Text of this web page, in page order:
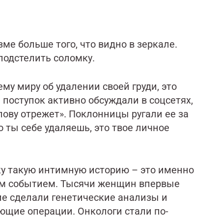
больше того, что видно в зеркале.
соломку.
миру об удалении своей груди, это
активно обсуждали в соцсетях,
отрежет». Поклонницы ругали ее за
себе удаляешь, это твое личное
такую интимную историю – это именно
событием. Тысячи женщин впервые
сделали генетические анализы и
операции. Онкологи стали по-